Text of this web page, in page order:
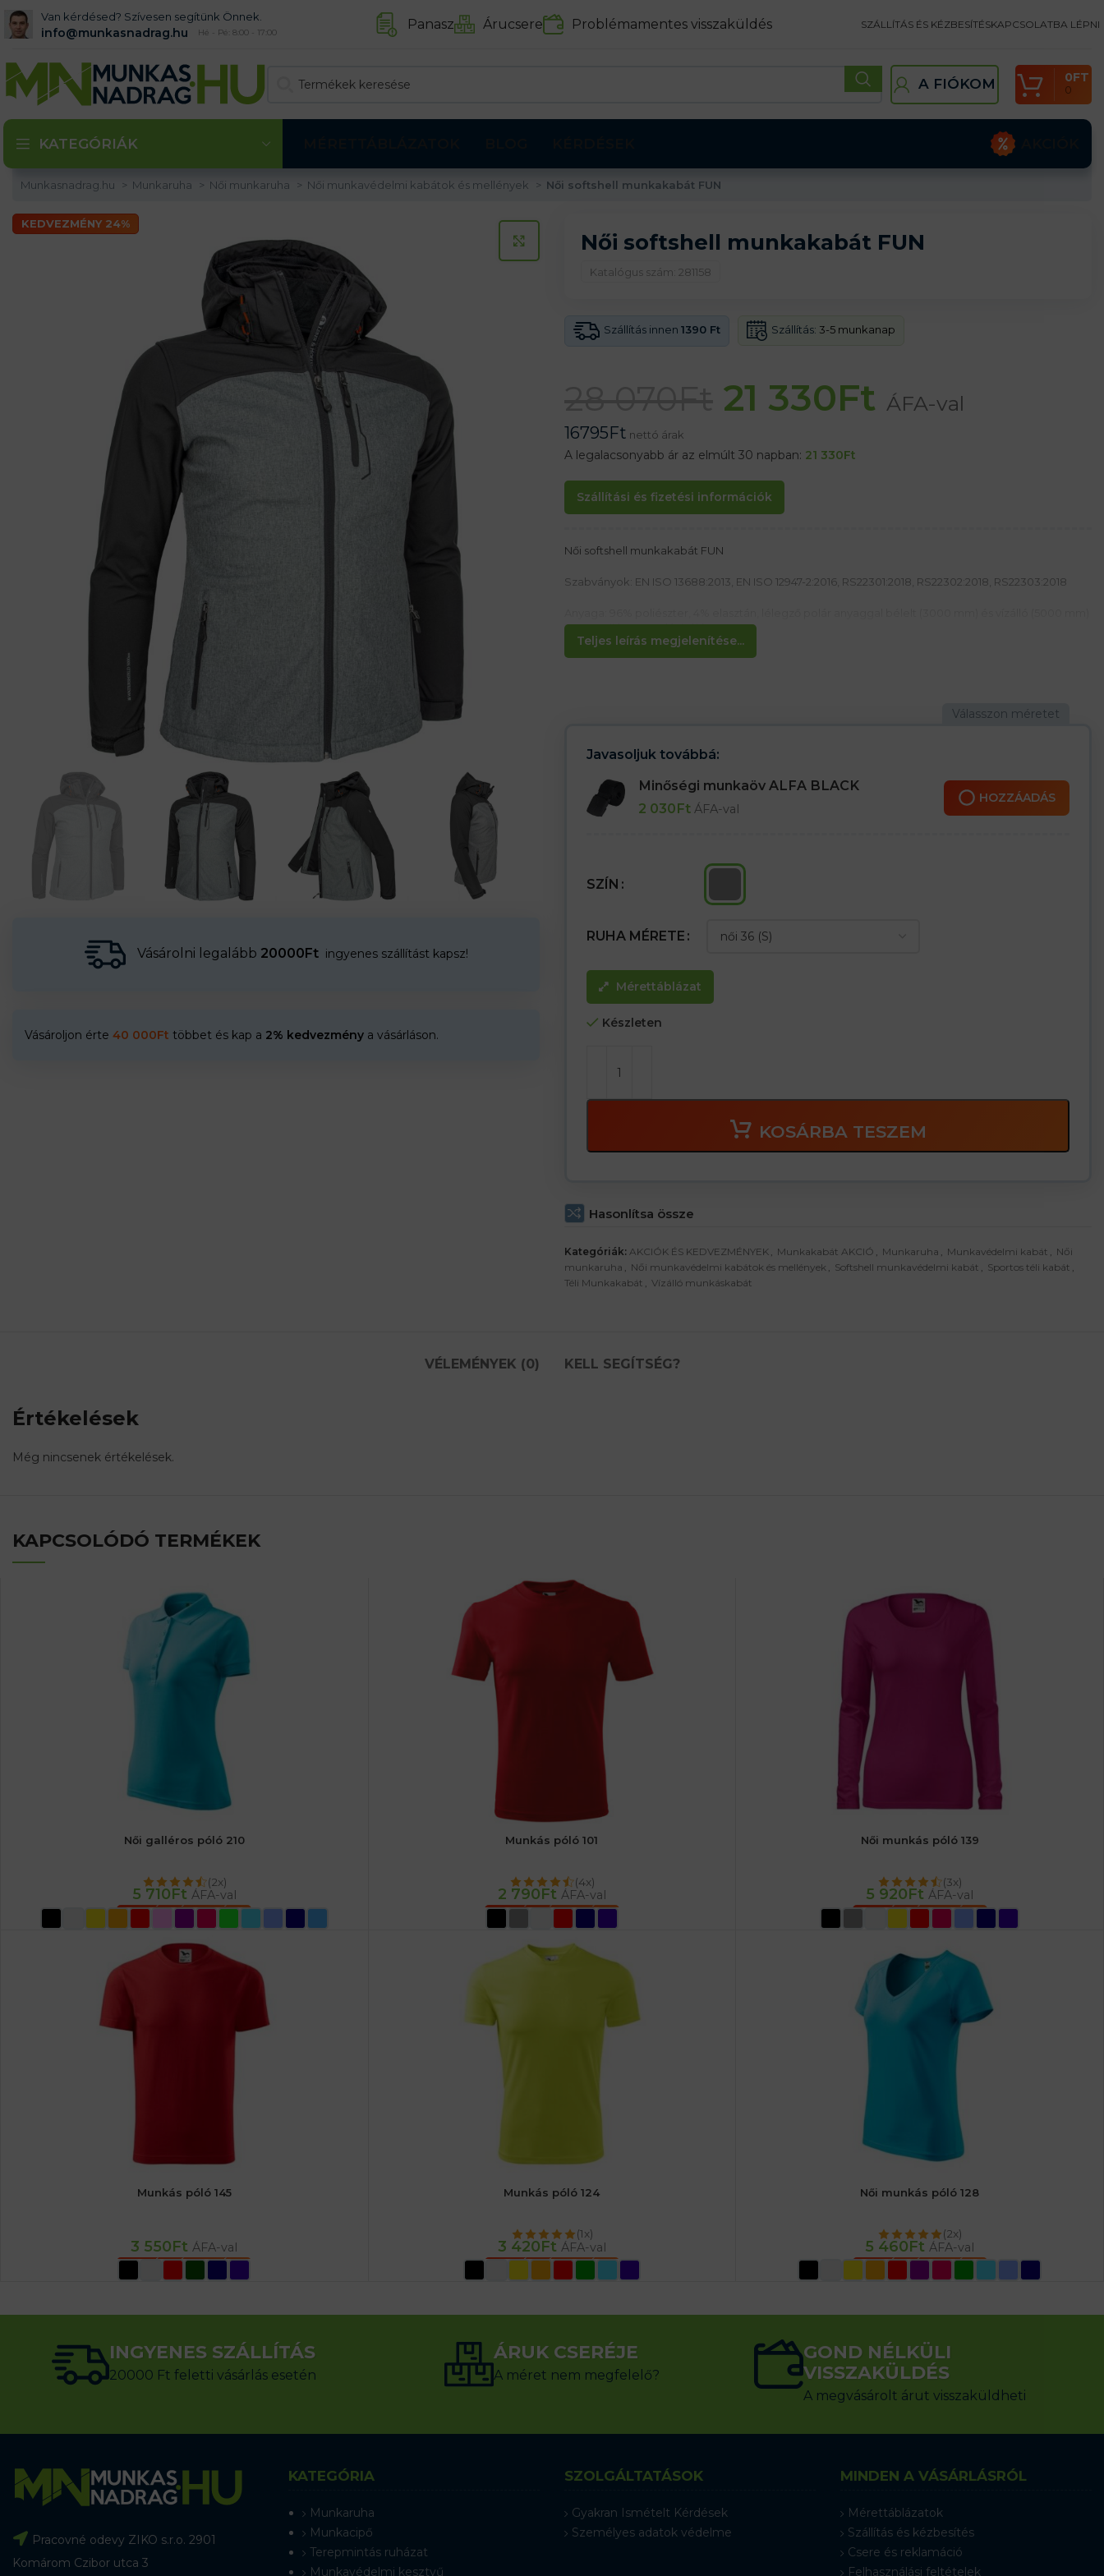
Van kérdésed? Szívesen segítünk Önnek.
info@munkasnadrag.hu Hé - Pé: 8:00 - 17:00 Panasz Árucsere Problémamentes visszaküldés SZÁLLÍTÁS ÉS KÉZBESÍTÉSKAPCSOLATBA LÉPNI
A FIÓKOM 0
0FT
KATEGÓRIÁK
Munkasnadrag.hu Munkaruha Női munkaruha Női munkavédelmi kabátok és mellények Női softshell munkakabát FUN
KEDVEZMÉNY 24%
KATTINTS A KINAGYÍTÁSHOZ
Vásárolni legalább 20000Ft ingyenes szállítást kapsz!
Vásároljon érte 40 000Ft többet és kap a 2% kedvezmény a vásárláson.
Női softshell munkakabát FUN
Katalógus szám: 281158
Szállítás innen 1390 Ft Szállítás: 3-5 munkanap
21 330Ft ÁFA-val
16795Ft nettó árak
A legalacsonyabb ár az elmúlt 30 napban: 21 330Ft
Szállítási és fizetési információk
Teljes leírás megjelenítése...
Női softshell munkakabát FUN
Szabványok: EN ISO 13688:2013, EN ISO 12947-2:2016, RS22301:2018, RS22302:2018, RS22303:2018
100% poliészter polár bélés
Jellemzők:
– A tépőzáras ujjak lehetővé teszik a szélesség beállítását
– A kabát alja rugalmas zsinórral összehúzható
– Nem csak munkához, hanem sportoláshoz is ideális
Javasoljuk továbbá:
Minőségi munkaöv ALFA BLACK
2 030Ft ÁFA-val
HOZZÁADÁS
SZÍN
RUHA MÉRETE
Mérettáblázat
Készleten
KOSÁRBA TESZEM
Hasonlítsa össze
Kategóriák: AKCIÓK ÉS KEDVEZMÉNYEK , Munkakabát AKCIÓ , Munkaruha , Munkavédelmi kabát , Női
munkaruha , Női munkavédelmi kabátok és mellények , Softshell munkavédelmi kabát , Sportos téli kabát ,
Téli Munkakabát , Vízálló munkáskabát
VÉLEMÉNYEK (0) KELL SEGÍTSÉG?
Értékelések
Még nincsenek értékelések.
KAPCSOLÓDÓ TERMÉKEK
Női galléros póló 210
(2x)
5 710Ft ÁFA-val
OPCIÓK VÁLASZTÁSA
Munkás póló 101
(4x)
2 790Ft ÁFA-val
OPCIÓK VÁLASZTÁSA
Női munkás póló 139
(3x)
5 920Ft ÁFA-val
OPCIÓK VÁLASZTÁSA
Munkás póló 145
3 550Ft ÁFA-val
OPCIÓK VÁLASZTÁSA
Munkás póló 124
(1x)
3 420Ft ÁFA-val
OPCIÓK VÁLASZTÁSA
Női munkás póló 128
(2x)
5 460Ft ÁFA-val
OPCIÓK VÁLASZTÁSA
INGYENES SZÁLLÍTÁS
20000 Ft feletti vásárlás esetén
ÁRUK CSERÉJE
A méret nem megfelelő?
GOND NÉLKÜLI
VISSZAKÜLDÉS
A megvásárolt árut visszaküldheti
Pracovné odevy ZIKO s.r.o. 2901
Komárom Czibor utca 3
KATEGÓRIA
Munkaruha
Munkacipő
Terepmintás ruházat
Munkavédelmi kesztyű
SZOLGÁLTATÁSOK
Gyakran Ismételt Kérdések
Személyes adatok védelme
MINDEN A VÁSÁRLÁSRÓL
Mérettáblázatok
Szállítás és kézbesítés
Csere és reklamáció
Felhasználási feltételek